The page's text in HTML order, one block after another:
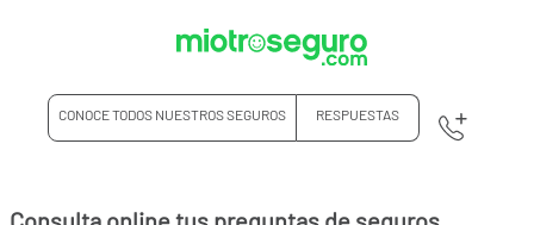
CONOCE TODOS NUESTROS SEGUROS RESPUESTAS